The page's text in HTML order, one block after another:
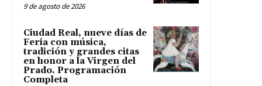
9 de agosto de 2026
Ciudad Real, nueve días de
Feria con música,
tradición y grandes citas
en honor a la Virgen del
Prado. Programación
Completa